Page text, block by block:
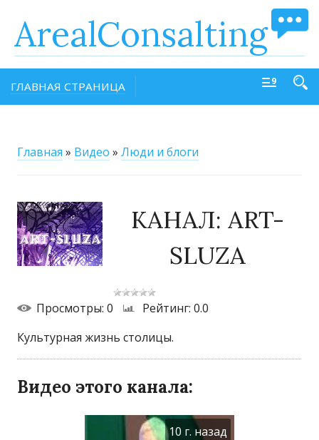
ArealConsalting
ГЛАВНАЯ СТРАНИЦА
Главная » Видео » Люди и блоги
КАНАЛ: ART-
SLUZA
Просмотры: 0 Рейтинг: 0.0
Культурная жизнь столицы.
Видео этого канала:
10 г. назад